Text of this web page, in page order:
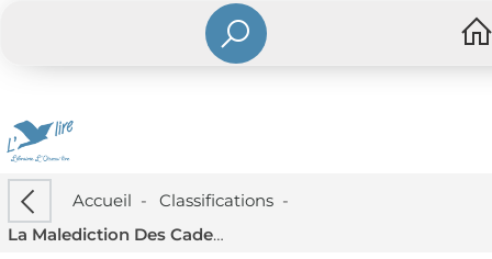
Accueil - Classifications-
La Malediction Des Cadets